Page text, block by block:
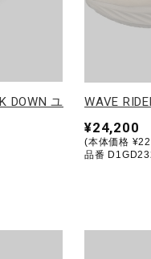
DOWN ユ
WAVE
¥24,200
(本体価格
品番